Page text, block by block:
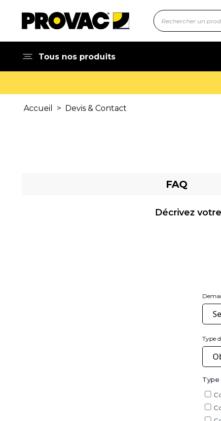
Tous nos produits
Accueil > Devis & Contact
FAQ
Décrivez
Type